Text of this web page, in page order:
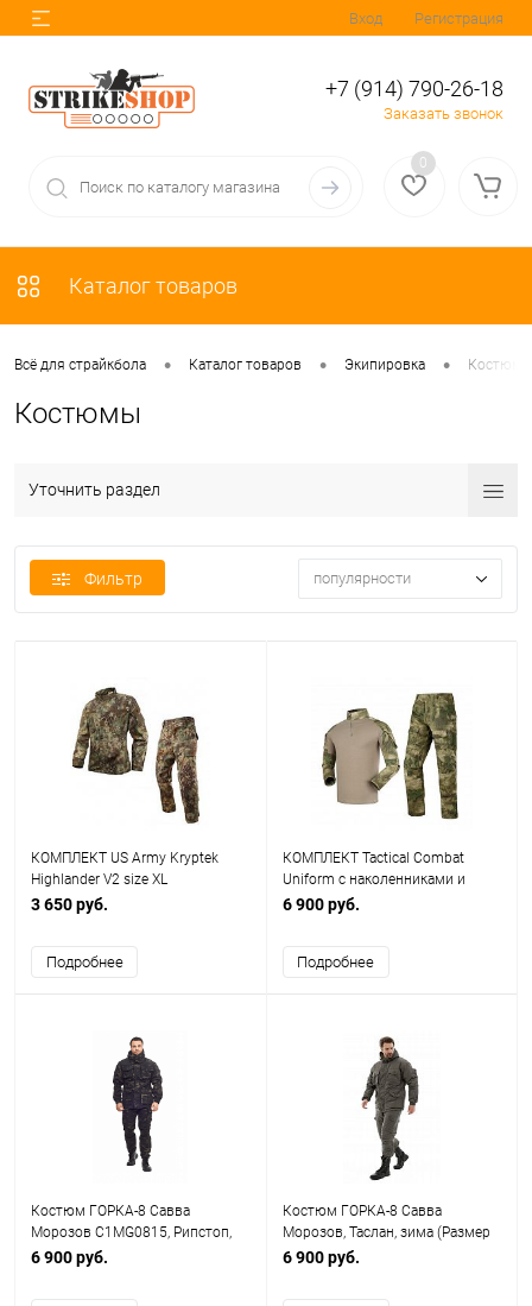
Вход Регистрация
+7 (914) 790-26-18
Заказать звонок
0
Каталог товаров
Всё для страйкбола • Каталог товаров • Экипировка • Костюмы
Костюмы
Уточнить раздел
Фильтр популярности
КОМПЛЕКТ US Army Kryptek
Highlander V2 size XL
WS20292HL
3 650 руб.
Подробнее
КОМПЛЕКТ Tactical Combat
Uniform с наколенниками и
налокотниками A-Tacs FG Size
6 900 руб.
Подробнее
Костюм ГОРКА-8 Савва
Морозов C1MG0815, Рипстоп,
зима (Р) (Размер 60-62/182-188,
6 900 руб.
Костюм ГОРКА-8 Савва
Морозов, Таслан, зима (Размер
Размер 56-58/182-188, олива)
6 900 руб.